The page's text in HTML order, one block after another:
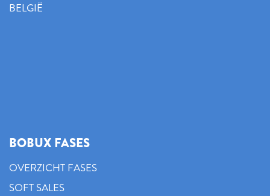
BELGIË
BOBUX FASES
OVERZICHT FASES
SOFT SALES